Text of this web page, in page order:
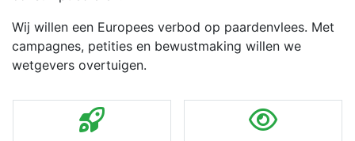
Wij willen een Europees verbod op paardenvlees. Met
campagnes, petities en bewustmaking willen we
wetgevers overtuigen.